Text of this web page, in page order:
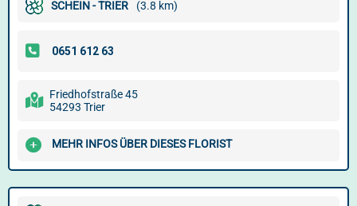
SCHEIN - TRIER (3.8 km)
Friedhofstraße 45
54293 Trier
MEHR INFOS ÜBER DIESES FLORIST